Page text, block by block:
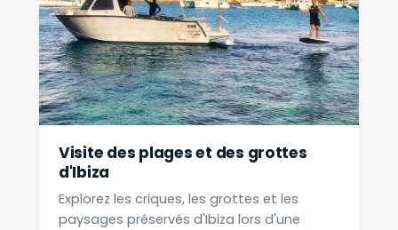
Visite des plages et des grottes
d'Ibiza
Explorez les criques, les grottes et les
paysages préservés d'Ibiza lors d'une